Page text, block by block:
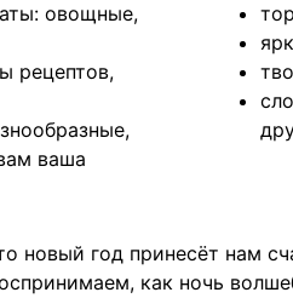
овощные,
рецептов,
ваша
новый год принесёт нам
как ночь